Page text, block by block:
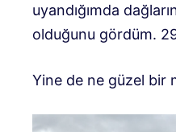
uyandığımda
olduğunu gördüm.
Yine de ne güzel bir